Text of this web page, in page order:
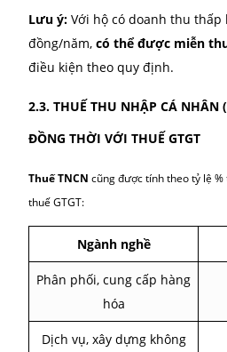
Dịch vụ, xây dựng không
bao thầu
Sản xuất, vận tải, dịch vụ
Lưu ý:Với hộ có doanh thu
đồng/năm,có thể được
điều kiện theo quy định.
2.3. THUẾ THU NHẬP CÁ